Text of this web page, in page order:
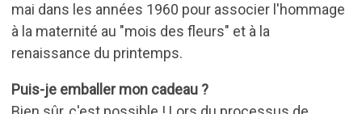
mai dans les années 1960 pour associer l'hommage
à la maternité au "mois des fleurs" et à la
renaissance du printemps.
Puis-je emballer mon cadeau ?